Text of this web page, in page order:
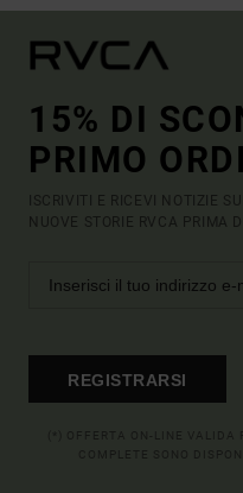
15% DI
PRIMO
ISCRIVITI E RICEVI NOTIZIE
NUOVE STORIE RVCA PRIMA
REGISTRARSI